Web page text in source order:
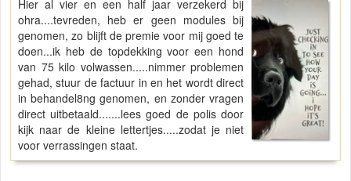
Hier al vier en een half jaar verzekerd bij
ohra....tevreden, heb er geen modules bij
genomen, zo blijft de premie voor mij goed te
doen...ik heb de topdekking voor een hond
van 75 kilo volwassen.....nimmer problemen
gehad, stuur de factuur in en het wordt direct
in behandel8ng genomen, en zonder vragen
direct uitbetaald.......lees goed de polis door
kijk naar de kleine lettertjes.....zodat je niet
voor verrassingen staat.